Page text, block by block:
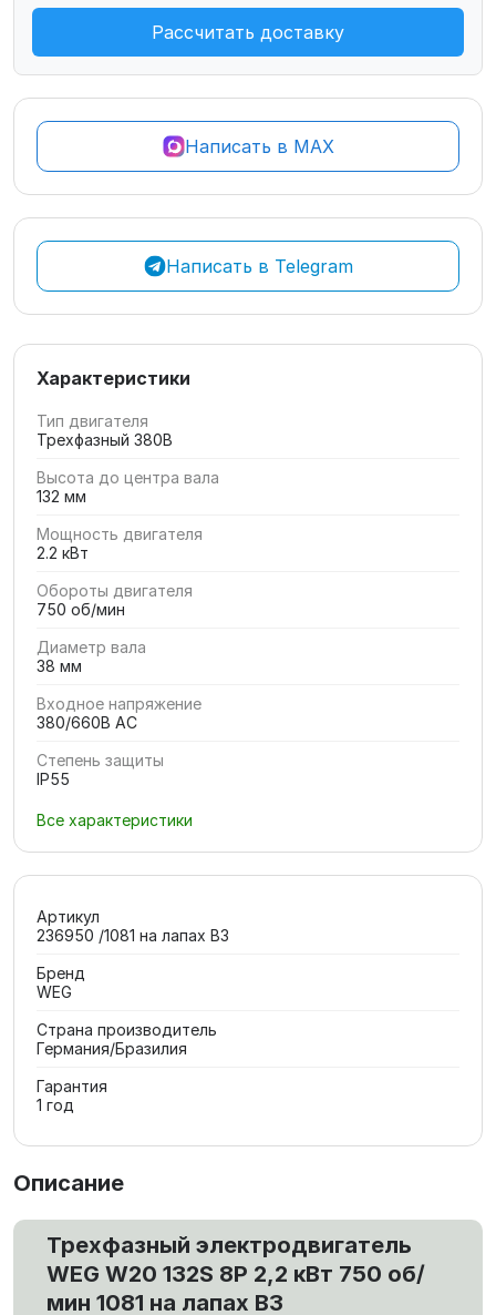
Рассчитать доставку
Написать в MAX
Написать в Telegram
Характеристики
Тип двигателя
Трехфазный 380В
Высота до центра вала
132 мм
Мощность двигателя
2.2 кВт
Обороты двигателя
750 об/мин
Диаметр вала
38 мм
Входное напряжение
380/660В AC
Степень защиты
IP55
Все характеристики
Артикул
236950 /1081 на лапах В3
Бренд
WEG
Страна производитель
Германия/Бразилия
Гарантия
1 год
Описание
Трехфазный электродвигатель
WEG W20 132S 8P 2,2 кВт 750 об/
мин 1081 на лапах В3